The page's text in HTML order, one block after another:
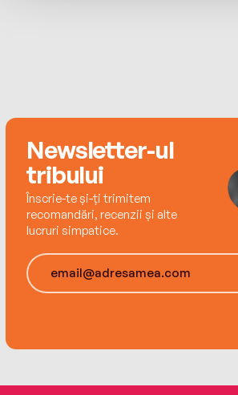
plictisitorul Bart, Roboții din
vs câini. James Patterson
alături de familia lui.
Newsletter-ul
tribului
Înscrie-te și-ți trimitem
recomandări, recenzii și alte
lucruri simpatice.